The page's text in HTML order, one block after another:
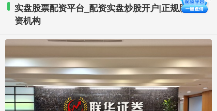
实盘股票配资平台_配资实盘炒股开户|正规股票配
资机构